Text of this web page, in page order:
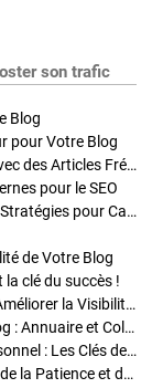
son trafic
Blog
pour Votre Blog
Stratégies de Publication : Boostez Votre Blog avec des Articles Fréquents et Exclusifs
pour le SEO
Enrichir Vos Articles avec des Contenus Riches : Stratégies pour Captiver et Optimiser
de Votre Blog
clé du succès !
Optimisation SEO des Articles : Stratégies pour Améliorer la Visibilité de Votre Blog
Stratégies pour améliorer la visibilité de votre Blog : Annuaire et Collaborations
Pourquoi Investir dans un Nom de Domaine Personnel : Les Clés de la Réussite de Votre Blog
Comment Faire Émerger Votre Blog : Le Pouvoir de la Patience et de la Persévérance